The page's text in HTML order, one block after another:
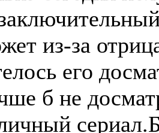
из-за
его
б не